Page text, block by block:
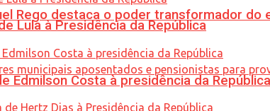
Rego destaca o poder transformador
Lula à Presidência da República
Edmilson Costa à presidência da República